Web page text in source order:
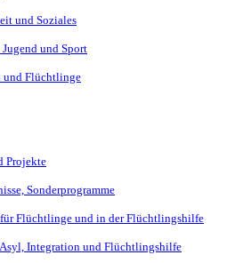
und Soziales
und Sport
und Flüchtlinge
Projekte
Sonderprogramme
Flüchtlinge und in der Flüchtlingshilfe
Integration und Flüchtlingshilfe